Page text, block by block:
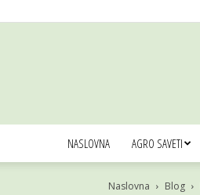
NASLOVNA AGRO SAVETI
Naslovna Blog